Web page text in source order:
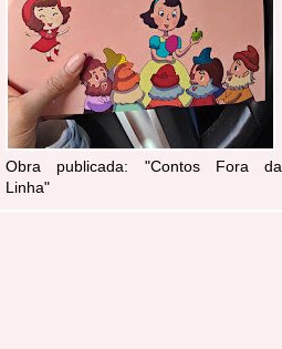
Obra publicada: "Contos Fora da
Linha"